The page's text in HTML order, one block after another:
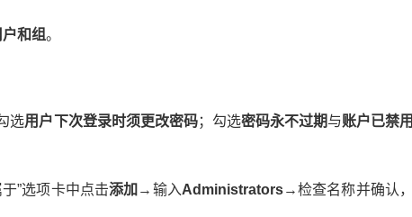
和组。
选用户下次登录时须更改密码；勾选密码永不过期与账户已禁用
”选项卡中点击添加 →输入Administrators→检查名称并确认，